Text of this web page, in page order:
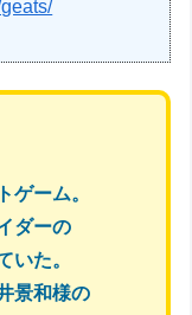
ゲーム。
ダーの
いた。
景和様の